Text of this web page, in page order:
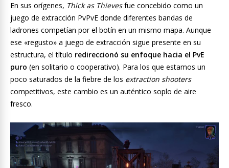
En sus orígenes, Thick as Thievesfue concebido como un
juego de extracción PvPvE donde diferentes bandas de
ladrones competían por el botín en un mismo mapa. Aunque
ese «regusto» a juego de extracción sigue presente en su
estructura, el título redireccionó su enfoque hacia el PvE
puro (en solitario o cooperativo). Para los que estamos un
poco saturados de la fiebre de los extraction shooters
competitivos, este cambio es un auténtico soplo de aire
fresco.